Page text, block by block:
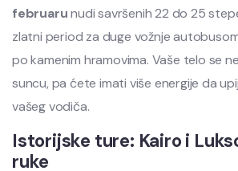
februarunudi savršenih 22 do 25
zlatni period za duge vožnje
po kamenim hramovima. Vaše telo se
suncu, pa ćete imati više energije da
vašeg vodiča.
Istorijske ture: Kairo i
ruke